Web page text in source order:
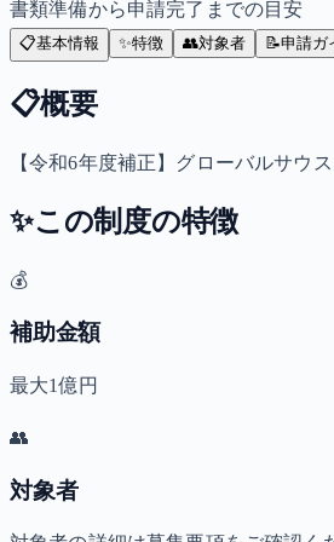
書類準備から申請完了までの目安
📋基本情報 ✨特徴 👥対象者 📝申請ガ
📋概要
【令和6年度補正】グローバルサウ
✨この制度の特徴
💰
補助金額
最大1億円
👥
対象者